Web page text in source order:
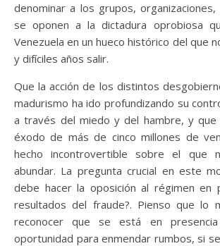
denominar a los grupos,
se oponen a la dictadura oprobiosa
Venezuela en un hueco histórico del que
y difíciles años salir.
Que la acción de los distintos
madurismo ha ido profundizando su
a través del miedo y del hambre, y que
éxodo de más de cinco millones de
hecho incontrovertible sobre el que
abundar. La pregunta crucial en este
debe hacer la oposición al régimen en
resultados del fraude?. Pienso que lo
reconocer que se está en
oportunidad para enmendar rumbos, si